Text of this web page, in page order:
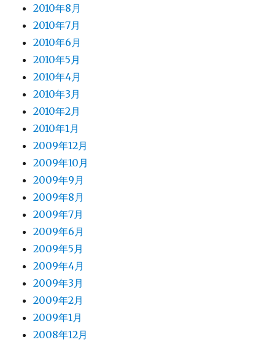
2010年8月
2010年7月
2010年6月
2010年5月
2010年4月
2010年3月
2010年2月
2010年1月
2009年12月
2009年10月
2009年9月
2009年8月
2009年7月
2009年6月
2009年5月
2009年4月
2009年3月
2009年2月
2009年1月
2008年12月